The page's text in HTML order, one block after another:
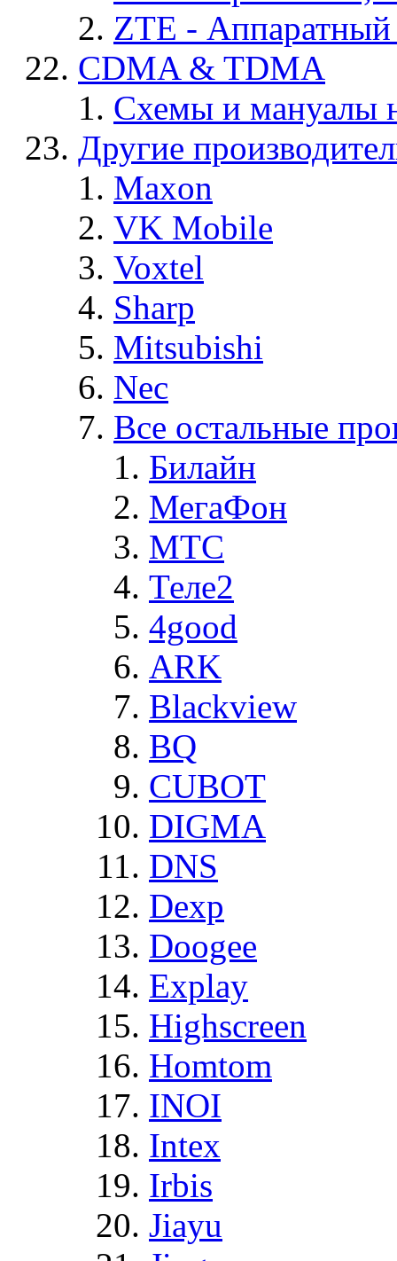
ZTE -
CDMA & TDMA
Схемы и мануалы
Другие
Maxon
VK Mobile
Voxtel
Sharp
Mitsubishi
Nec
Все остальные
Билайн
МегаФон
MTC
Теле2
4good
ARK
Blackview
BQ
CUBOT
DIGMA
DNS
Dexp
Doogee
Explay
Highscreen
Homtom
INOI
Intex
Irbis
Jiayu